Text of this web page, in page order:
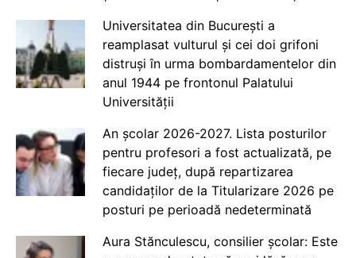
Universitatea din București a
reamplasat vulturul și cei doi grifoni
distruși în urma bombardamentelor din
anul 1944 pe frontonul Palatului
Universității
An școlar 2026-2027. Lista posturilor
pentru profesori a fost actualizată, pe
fiecare județ, după repartizarea
candidaților de la Titularizare 2026 pe
posturi pe perioadă nedeterminată
Aura Stănculescu, consilier școlar: Este